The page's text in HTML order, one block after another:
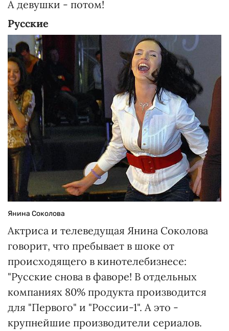
А девушки - потом!
Русские
Янина Соколова
Актриса и телеведущая Янина Соколова
говорит, что пребывает в шоке от
происходящего в кинотелебизнесе:
"Русские снова в фаворе! В отдельных
компаниях 80% продукта производится
для "Первого" и "России-1". А это -
крупнейшие производители сериалов.